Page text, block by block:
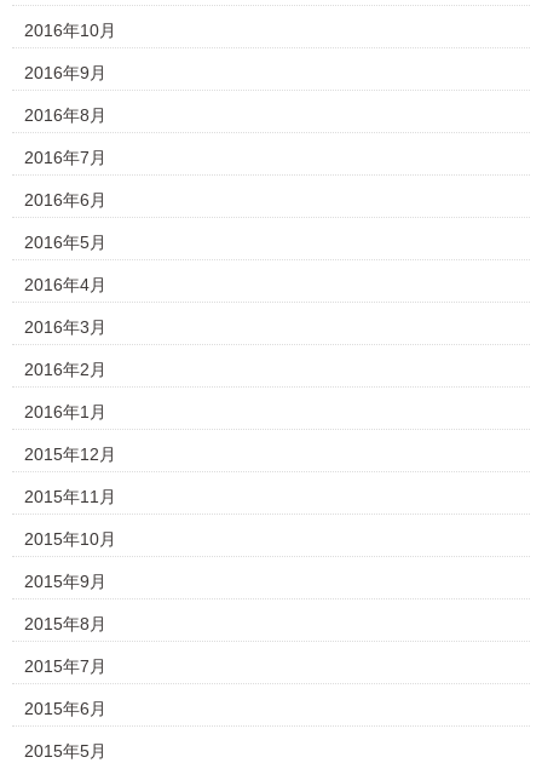
2016年10月
2016年9月
2016年8月
2016年7月
2016年6月
2016年5月
2016年4月
2016年3月
2016年2月
2016年1月
2015年12月
2015年11月
2015年10月
2015年9月
2015年8月
2015年7月
2015年6月
2015年5月